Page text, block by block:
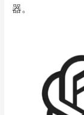
器。